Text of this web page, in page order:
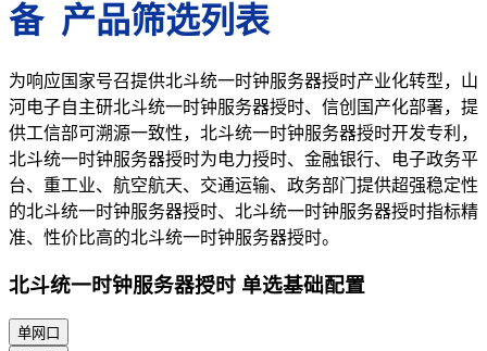
备 产品筛选列表
为响应国家号召提供北斗统一时钟服务器授时产业化转型，山
河电子自主研北斗统一时钟服务器授时、信创国产化部署，提
供工信部可溯源一致性，北斗统一时钟服务器授时开发专利，
北斗统一时钟服务器授时为电力授时、金融银行、电子政务平
台、重工业、航空航天、交通运输、政务部门提供超强稳定性
的北斗统一时钟服务器授时、北斗统一时钟服务器授时指标精
准、性价比高的北斗统一时钟服务器授时。
北斗统一时钟服务器授时 单选基础配置
单网口